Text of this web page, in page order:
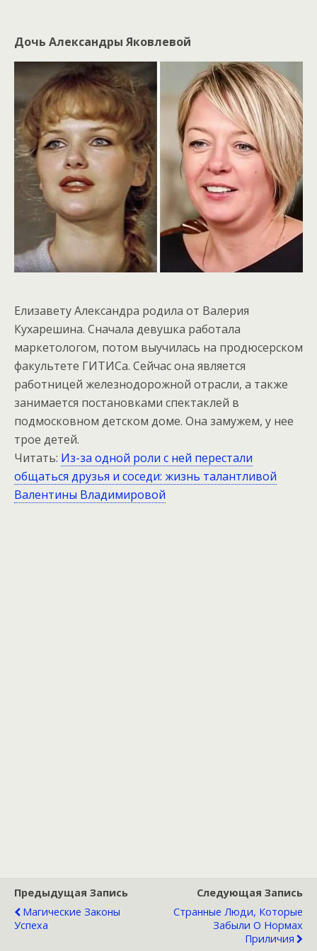
Дочь Александры Яковлевой
Елизавету Александра родила от Валерия
Кухарешина. Сначала девушка работала
маркетологом, потом выучилась на продюсерском
факультете ГИТИСа. Сейчас она является
работницей железнодорожной отрасли, а также
занимается постановками спектаклей в
подмосковном детском доме. Она замужем, у нее
трое детей.
Читать: Из-за одной роли с ней перестали
общаться друзья и соседи: жизнь талантливой
Валентины Владимировой
Предыдущая Запись
Магические Законы
Успеха
Следующая Запись
Странные Люди, Которые
Забыли О Нормах
Приличия